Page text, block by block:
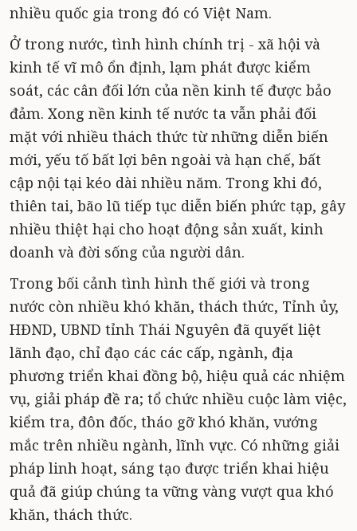
nhiều quốc gia trong đó có Việt Nam.
Ở trong nước, tình hình chính trị - xã hội và
kinh tế vĩ mô ổn định, lạm phát được kiểm
soát, các cân đối lớn của nền kinh tế được bảo
đảm. Xong nền kinh tế nước ta vẫn phải đối
mặt với nhiều thách thức từ những diễn biến
mới, yếu tố bất lợi bên ngoài và hạn chế, bất
cập nội tại kéo dài nhiều năm. Trong khi đó,
thiên tai, bão lũ tiếp tục diễn biến phức tạp, gây
nhiều thiệt hại cho hoạt động sản xuất, kinh
doanh và đời sống của người dân.
Trong bối cảnh tình hình thế giới và trong
nước còn nhiều khó khăn, thách thức, Tỉnh ủy,
HĐND, UBND tỉnh Thái Nguyên đã quyết liệt
lãnh đạo, chỉ đạo các các cấp, ngành, địa
phương triển khai đồng bộ, hiệu quả các nhiệm
vụ, giải pháp đề ra; tổ chức nhiều cuộc làm việc,
kiểm tra, đôn đốc, tháo gỡ khó khăn, vướng
mắc trên nhiều ngành, lĩnh vực. Có những giải
pháp linh hoạt, sáng tạo được triển khai hiệu
quả đã giúp chúng ta vững vàng vượt qua khó
khăn, thách thức.